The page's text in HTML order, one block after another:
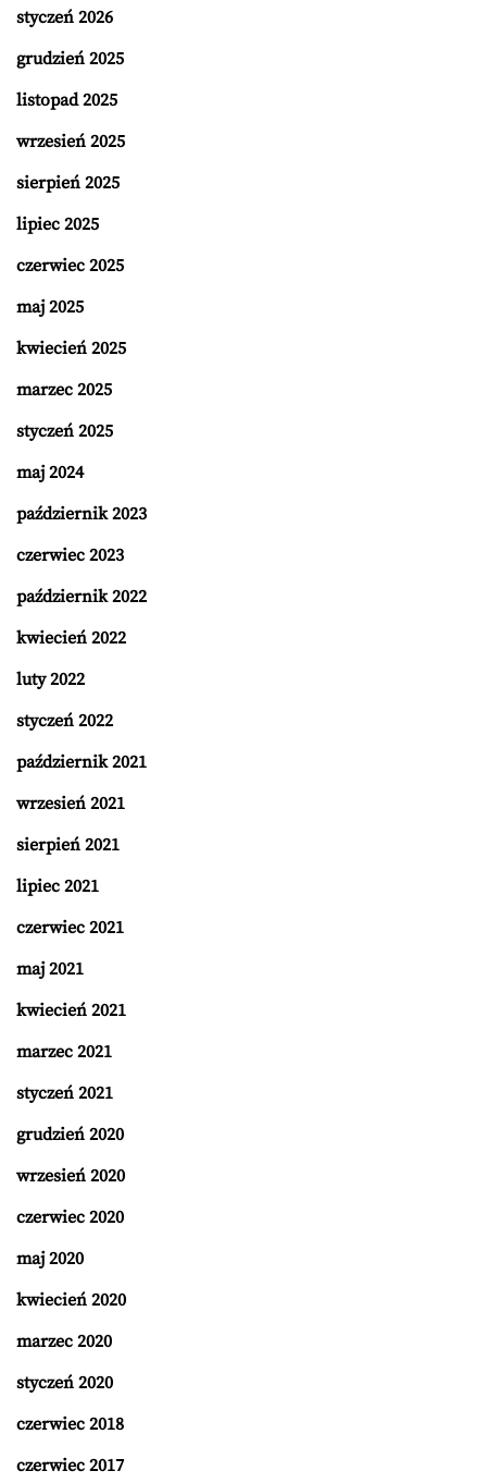
styczeń 2026
grudzień 2025
listopad 2025
wrzesień 2025
sierpień 2025
lipiec 2025
czerwiec 2025
maj 2025
kwiecień 2025
marzec 2025
styczeń 2025
maj 2024
październik 2023
czerwiec 2023
październik 2022
kwiecień 2022
luty 2022
styczeń 2022
październik 2021
wrzesień 2021
sierpień 2021
lipiec 2021
czerwiec 2021
maj 2021
kwiecień 2021
marzec 2021
styczeń 2021
grudzień 2020
wrzesień 2020
czerwiec 2020
maj 2020
kwiecień 2020
marzec 2020
styczeń 2020
czerwiec 2018
czerwiec 2017